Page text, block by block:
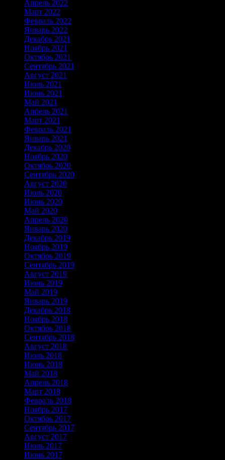
Апрель 2022
Март 2022
Февраль 2022
Январь 2022
Декабрь 2021
Ноябрь 2021
Октябрь 2021
Сентябрь 2021
Август 2021
Июль 2021
Июнь 2021
Май 2021
Апрель 2021
Март 2021
Февраль 2021
Январь 2021
Декабрь 2020
Ноябрь 2020
Октябрь 2020
Сентябрь 2020
Август 2020
Июль 2020
Июнь 2020
Май 2020
Апрель 2020
Январь 2020
Декабрь 2019
Ноябрь 2019
Октябрь 2019
Сентябрь 2019
Август 2019
Июнь 2019
Май 2019
Январь 2019
Декабрь 2018
Ноябрь 2018
Октябрь 2018
Сентябрь 2018
Август 2018
Июль 2018
Июнь 2018
Май 2018
Апрель 2018
Март 2018
Февраль 2018
Ноябрь 2017
Октябрь 2017
Сентябрь 2017
Август 2017
Июль 2017
Июнь 2017